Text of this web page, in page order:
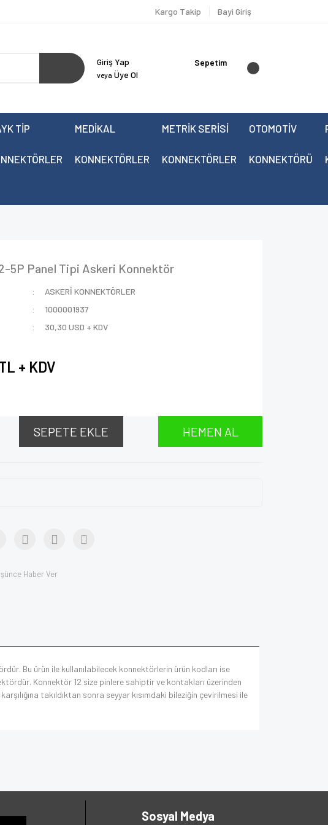
Kargo Takip Bayi Giriş
Giriş Yap
veya Üye Ol
Sepetim
TİP MEDİKAL
KONNEKTÖRLER
METRİK SERİSİ
KONNEKTÖRLER
OTOMOTİV
KONNEKTÖRÜ
5P Panel Tipi Askeri Konnektör
ASKERİ KONNEKTÖRLER
1000001937
30,30 USD + KDV
+ KDV
SEPETE EKLE HEMEN AL
Haber Ver
Bu ürün ile kullanılabilecek konnektörlerin ürün kodları ise
Konnektör 12 size pinlere sahiptir ve kontakları üzerinden
takıldıktan sonra seyyar kısımdaki bileziğin çevirilmesi ile
Sosyal Medya